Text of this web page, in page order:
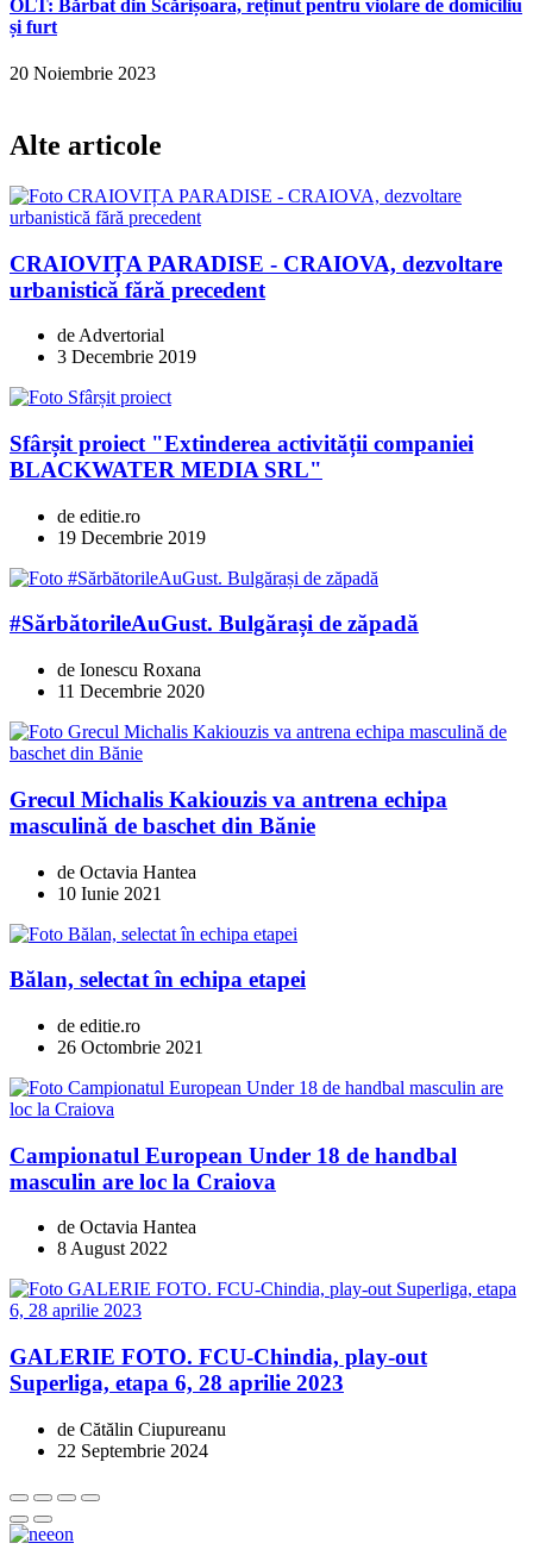
OLT: Bărbat din Scărișoara, reținut pentru violare de domiciliu
și furt
20 Noiembrie 2023
Alte articole
CRAIOVIȚA PARADISE - CRAIOVA, dezvoltare
urbanistică fără precedent
de Advertorial
3 Decembrie 2019
Sfârșit proiect "Extinderea activității companiei
BLACKWATER MEDIA SRL"
de editie.ro
19 Decembrie 2019
#SărbătorileAuGust. Bulgărași de zăpadă
de Ionescu Roxana
11 Decembrie 2020
Grecul Michalis Kakiouzis va antrena echipa
masculină de baschet din Bănie
de Octavia Hantea
10 Iunie 2021
Bălan, selectat în echipa etapei
de editie.ro
26 Octombrie 2021
Campionatul European Under 18 de handbal
masculin are loc la Craiova
de Octavia Hantea
8 August 2022
GALERIE FOTO. FCU-Chindia, play-out
Superliga, etapa 6, 28 aprilie 2023
de Cătălin Ciupureanu
22 Septembrie 2024